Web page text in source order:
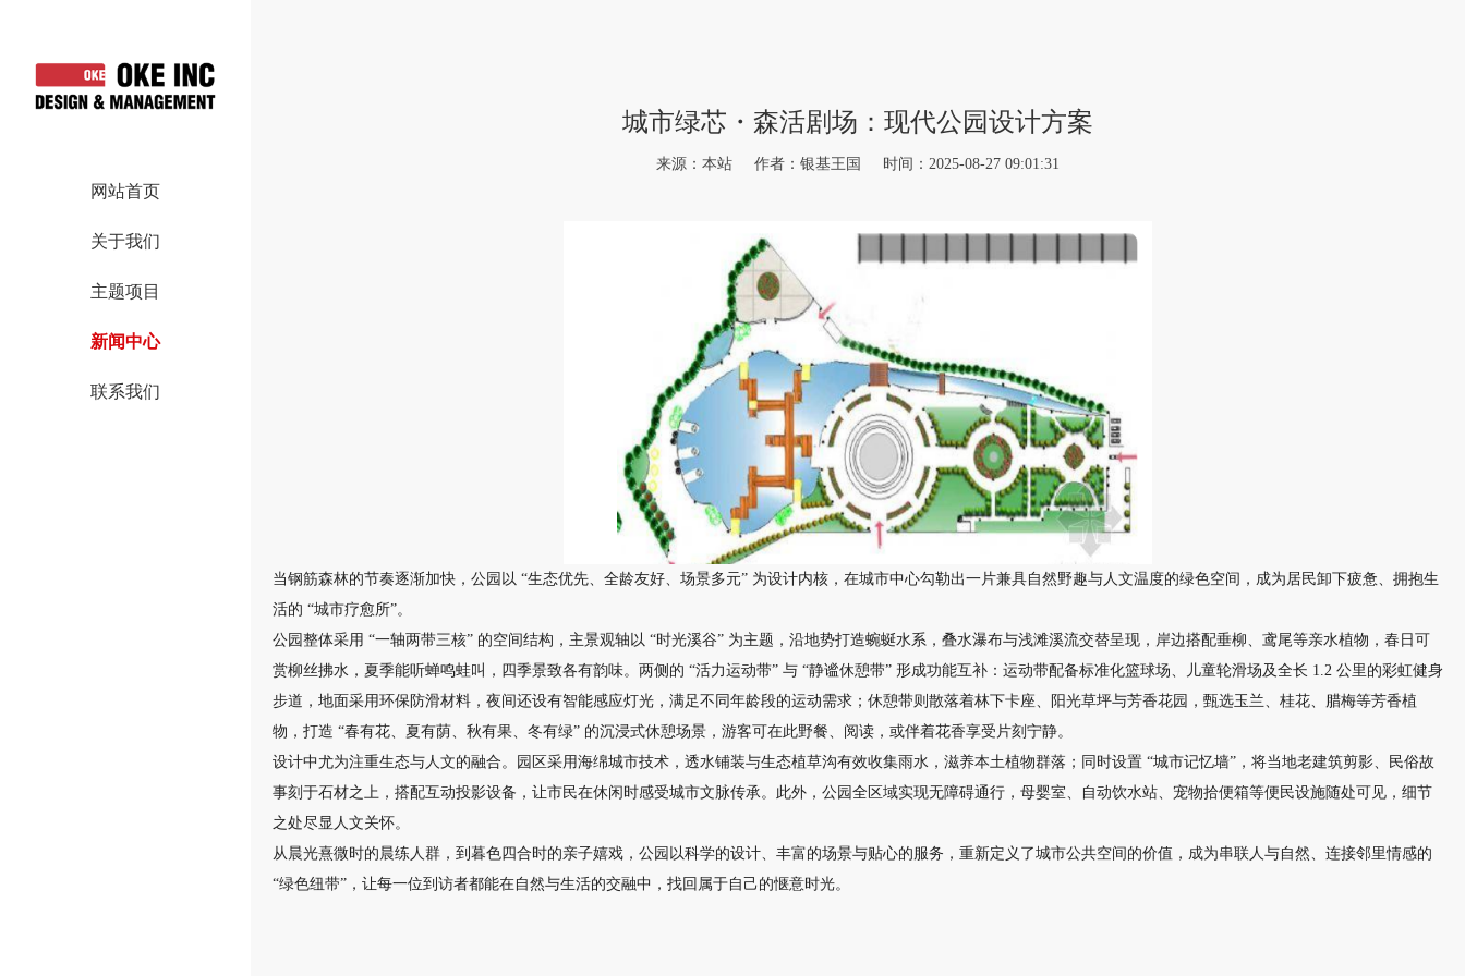
网站首页
关于我们
主题项目
新闻中心
联系我们
城市绿芯・森活剧场：现代公园设计方案
来源：本站 作者：银基王国 时间：2025-08-27 09:01:31
当钢筋森林的节奏逐渐加快，公园以 “生态优先、全龄友好、场景多元” 为设计内核，在城市中心勾勒出一片兼具自然野趣与人文温度的绿色空间，成为居民卸下疲惫、拥抱生
活的 “城市疗愈所”。
公园整体采用 “一轴两带三核” 的空间结构，主景观轴以 “时光溪谷” 为主题，沿地势打造蜿蜒水系，叠水瀑布与浅滩溪流交替呈现，岸边搭配垂柳、鸢尾等亲水植物，春日可
赏柳丝拂水，夏季能听蝉鸣蛙叫，四季景致各有韵味。两侧的 “活力运动带” 与 “静谧休憩带” 形成功能互补：运动带配备标准化篮球场、儿童轮滑场及全长 1.2 公里的彩虹健身
步道，地面采用环保防滑材料，夜间还设有智能感应灯光，满足不同年龄段的运动需求；休憩带则散落着林下卡座、阳光草坪与芳香花园，甄选玉兰、桂花、腊梅等芳香植
物，打造 “春有花、夏有荫、秋有果、冬有绿” 的沉浸式休憩场景，游客可在此野餐、阅读，或伴着花香享受片刻宁静。
设计中尤为注重生态与人文的融合。园区采用海绵城市技术，透水铺装与生态植草沟有效收集雨水，滋养本土植物群落；同时设置 “城市记忆墙”，将当地老建筑剪影、民俗故
事刻于石材之上，搭配互动投影设备，让市民在休闲时感受城市文脉传承。此外，公园全区域实现无障碍通行，母婴室、自动饮水站、宠物拾便箱等便民设施随处可见，细节
之处尽显人文关怀。
从晨光熹微时的晨练人群，到暮色四合时的亲子嬉戏，公园以科学的设计、丰富的场景与贴心的服务，重新定义了城市公共空间的价值，成为串联人与自然、连接邻里情感的
“绿色纽带”，让每一位到访者都能在自然与生活的交融中，找回属于自己的惬意时光。